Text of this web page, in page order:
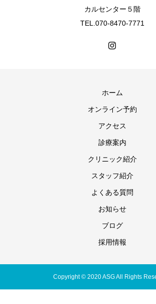
カルセンター５階
TEL.070-8470-7771
ホーム
オンライン予約
アクセス
診療案内
クリニック紹介
スタッフ紹介
よくある質問
お知らせ
ブログ
採用情報
Copyright © 2020 ASG All Rights